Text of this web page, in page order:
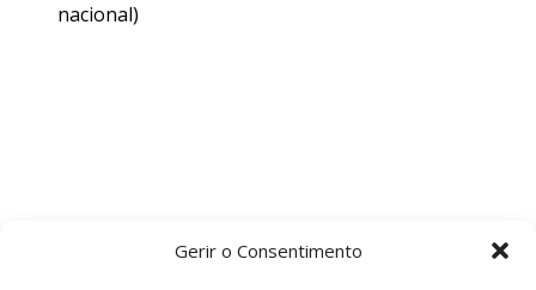
Gerir o Consentimento
nacional)